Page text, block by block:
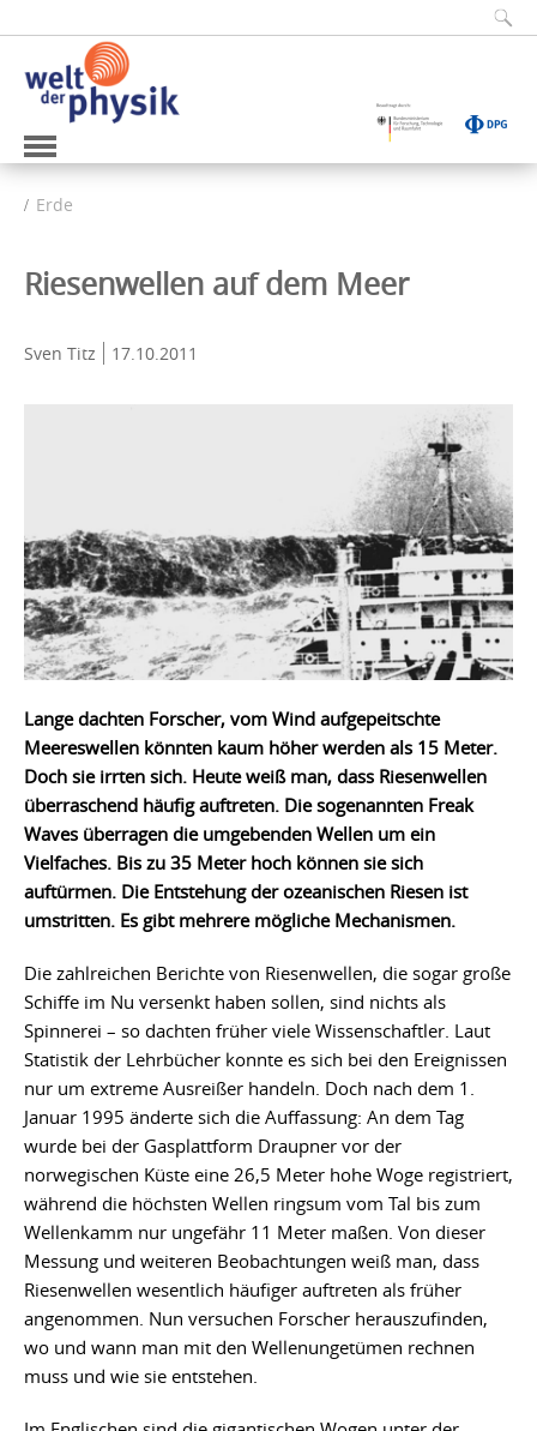
Erde
Riesenwellen auf dem Meer
Sven Titz 17.10.2011
Lange dachten Forscher, vom Wind aufgepeitschte
Meereswellen könnten kaum höher werden als 15 Meter.
Doch sie irrten sich. Heute weiß man, dass Riesenwellen
überraschend häufig auftreten. Die sogenannten Freak
Waves überragen die umgebenden Wellen um ein
Vielfaches. Bis zu 35 Meter hoch können sie sich
auftürmen. Die Entstehung der ozeanischen Riesen ist
umstritten. Es gibt mehrere mögliche Mechanismen.
Die zahlreichen Berichte von Riesenwellen, die sogar große
Schiffe im Nu versenkt haben sollen, sind nichts als
Spinnerei – so dachten früher viele Wissenschaftler. Laut
Statistik der Lehrbücher konnte es sich bei den Ereignissen
nur um extreme Ausreißer handeln. Doch nach dem 1.
Januar 1995 änderte sich die Auffassung: An dem Tag
wurde bei der Gasplattform Draupner vor der
norwegischen Küste eine 26,5 Meter hohe Woge registriert,
während die höchsten Wellen ringsum vom Tal bis zum
Wellenkamm nur ungefähr 11 Meter maßen. Von dieser
Messung und weiteren Beobachtungen weiß man, dass
Riesenwellen wesentlich häufiger auftreten als früher
angenommen. Nun versuchen Forscher herauszufinden,
wo und wann man mit den Wellenungetümen rechnen
muss und wie sie entstehen.